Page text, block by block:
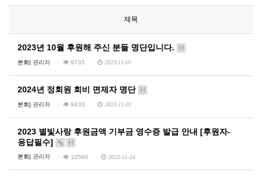
제목
2023년 10월 후원해 주신 분들 명단입니다. H
본회| 관리자 9735 2023-11-01
2024년 정회원 회비 면제자 명단 H
본회| 관리자 9433 2023-11-01
2023 별빛사랑 후원금액 기부금 영수증 발급 안내 [후원자-
응답필수]
H
본회| 관리자 10560 2023-11-24